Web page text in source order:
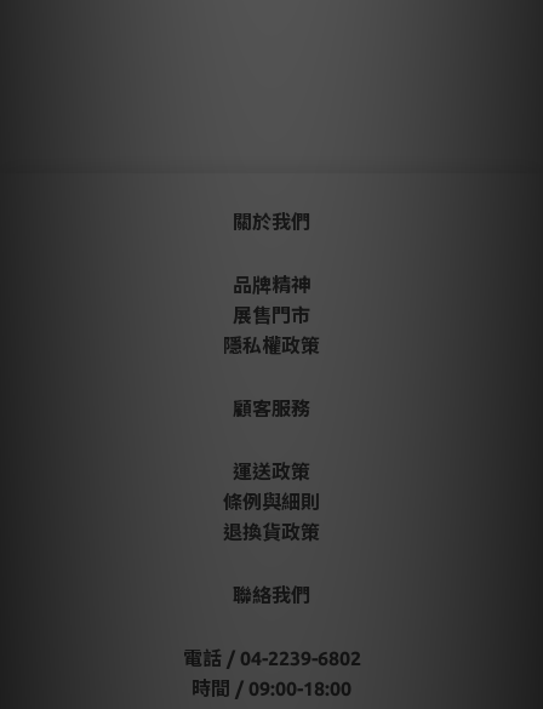
關於我們
品牌精神
展售門市
隱私權政策
顧客服務
運送政策
條例與細則
退換貨政策
聯絡我們
電話 / 04-2239-6802
時間 / 09:00-18:00